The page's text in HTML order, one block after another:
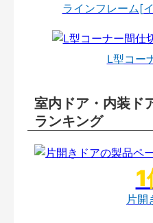
ラインフレーム[
L型コー
室内ドア・内装ド
ランキング
片開